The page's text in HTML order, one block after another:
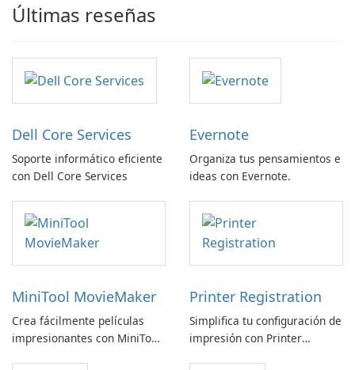
Últimas reseñas
Dell Core Services
Soporte informático eficiente
con Dell Core Services
Evernote
Organiza tus pensamientos e
ideas con Evernote.
MiniTool MovieMaker
Crea fácilmente películas
impresionantes con MiniTool
Printer Registration
Simplifica tu configuración de
impresión con Printer